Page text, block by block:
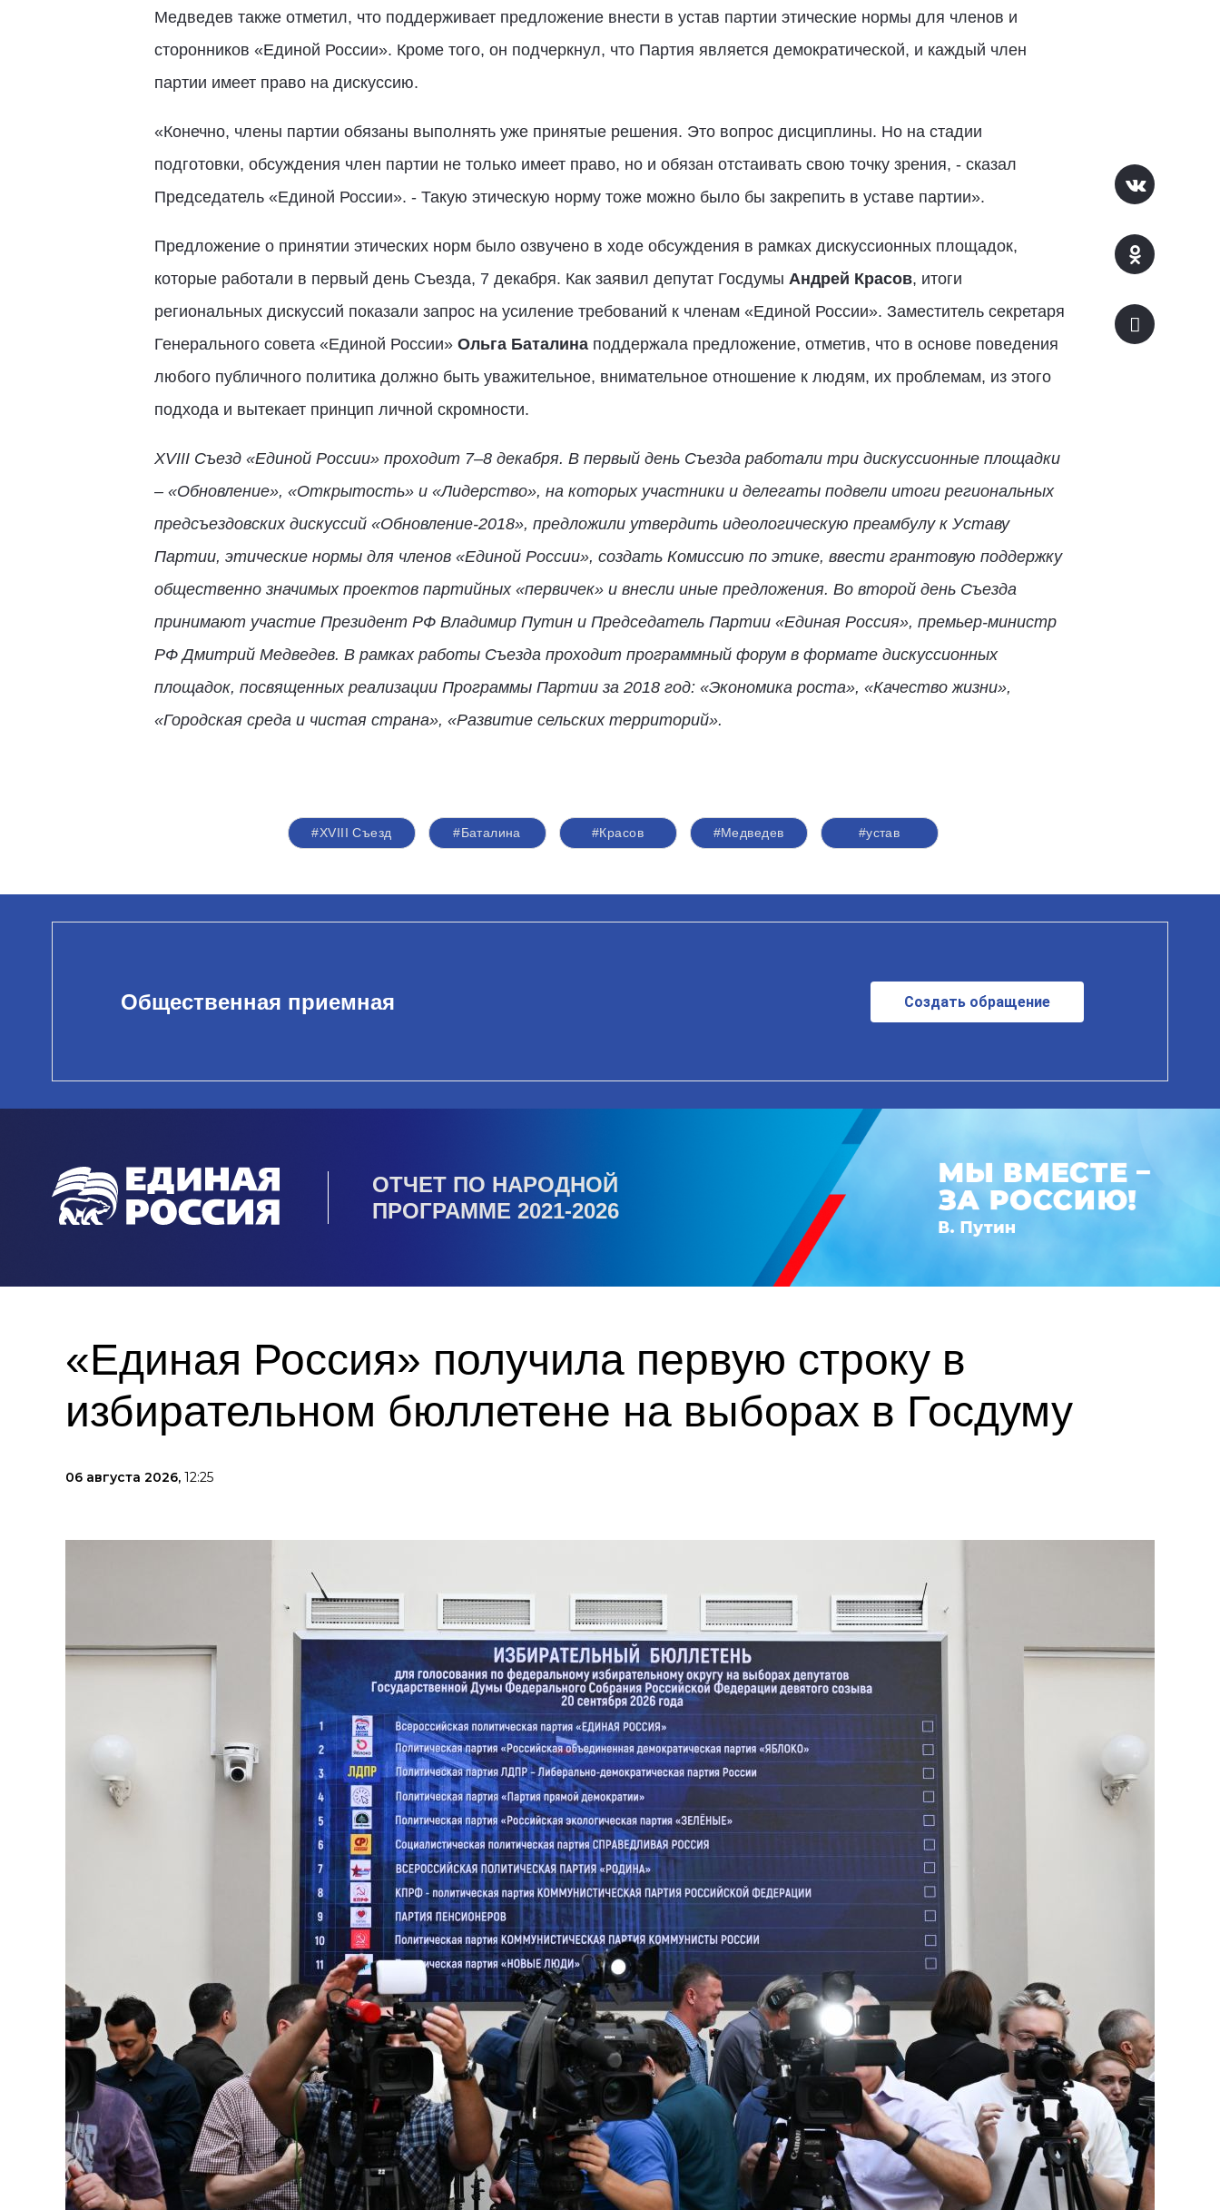
Медведев также отметил, что поддерживает предложение внести в устав партии этические нормы для членов и
сторонников «Единой России». Кроме того, он подчеркнул, что Партия является демократической, и каждый член
партии имеет право на дискуссию.
«Конечно, члены партии обязаны выполнять уже принятые решения. Это вопрос дисциплины. Но на стадии
подготовки, обсуждения член партии не только имеет право, но и обязан отстаивать свою точку зрения, - сказал
Председатель «Единой России». - Такую этическую норму тоже можно было бы закрепить в уставе партии».
Предложение о принятии этических норм было озвучено в ходе обсуждения в рамках дискуссионных площадок,
которые работали в первый день Съезда, 7 декабря. Как заявил депутат Госдумы Андрей Красов, итоги
региональных дискуссий показали запрос на усиление требований к членам «Единой России». Заместитель секретаря
Генерального совета «Единой России» Ольга Баталинаподдержала предложение, отметив, что в основе поведения
любого публичного политика должно быть уважительное, внимательное отношение к людям, их проблемам, из этого
подхода и вытекает принцип личной скромности.
XVIII Съезд «Единой России» проходит 7–8 декабря. В первый день Съезда работали три дискуссионные площадки
– «Обновление», «Открытость» и «Лидерство», на которых участники и делегаты подвели итоги региональных
предсъездовских дискуссий «Обновление-2018», предложили утвердить идеологическую преамбулу к Уставу
Партии, этические нормы для членов «Единой России», создать Комиссию по этике, ввести грантовую поддержку
общественно значимых проектов партийных «первичек» и внесли иные предложения. Во второй день Съезда
принимают участие Президент РФ Владимир Путин и Председатель Партии «Единая Россия», премьер-министр
РФ Дмитрий Медведев. В рамках работы Съезда проходит программный форум в формате дискуссионных
площадок, посвященных реализации Программы Партии за 2018 год: «Экономика роста», «Качество жизни»,
«Городская среда и чистая страна», «Развитие сельских территорий».
#XVIII Съезд #Баталина #Красов #Медведев #устав
Общественная приемная Создать обращение
ОТЧЕТ ПО НАРОДНОЙ
ПРОГРАММЕ 2021-2026
«Единая Россия» получила первую строку в
избирательном бюллетене на выборах в Госдуму
06 августа 2026, 12:25